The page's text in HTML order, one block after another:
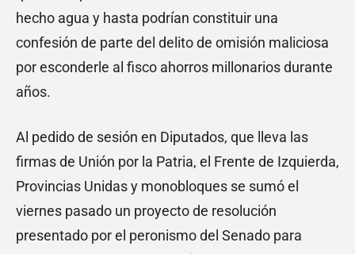
hecho agua y hasta podrían constituir una
confesión de parte del delito de omisión maliciosa
por esconderle al fisco ahorros millonarios durante
años.
Al pedido de sesión en Diputados, que lleva las
firmas de Unión por la Patria, el Frente de Izquierda,
Provincias Unidas y monobloques se sumó el
viernes pasado un proyecto de resolución
presentado por el peronismo del Senado para